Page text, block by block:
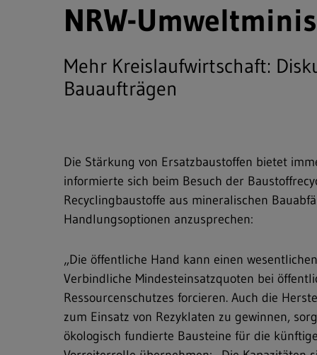
Freitext-Suche
Hit enter to search or ESC to close
NRW-
Mehr Kreislaufwirtschaft:
Bauaufträgen
Die Stärkung von Ersatzbaustoffen bietet
informierte sich beim Besuch der
Recyclingbaustoffe aus mineralischen
Handlungsoptionen anzusprechen:
„Die öffentliche Hand kann einen
Verbindliche Mindesteinsatzquoten bei
Ressourcenschutzes forcieren. Auch die
zum Einsatz von Rezyklaten zu gewinnen,
ökologisch fundierte Bausteine für die